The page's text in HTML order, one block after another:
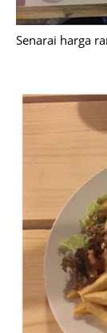
Senarai harga